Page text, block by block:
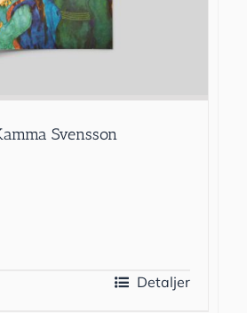
Svensson
Detaljer